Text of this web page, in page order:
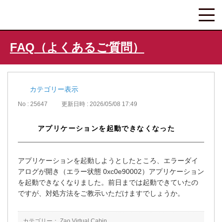
FAQ（よくあるご質問）
カテゴリー表示
No : 25647 更新日時 : 2026/05/08 17:49
アプリケーションを起動できなくなった
アプリケーションを起動しようとしたところ、エラーダイ
アログが開き（エラー状態 0xc0e90002）アプリケーション
を起動できなくなりました。前日までは起動できていたの
ですが、対処方法をご教示いただけますでしょうか。